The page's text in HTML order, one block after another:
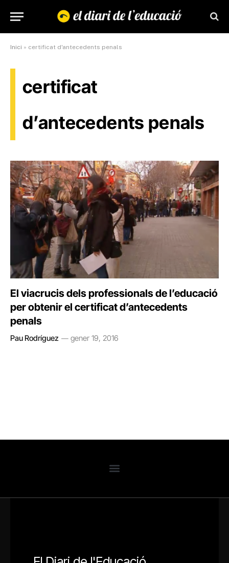
Inici » certificat d'antecedents penals
certificat
d’antecedents penals
El viacrucis dels professionals de l’educació
per obtenir el certificat d’antecedents
penals
Pau Rodríguez gener 19, 2016